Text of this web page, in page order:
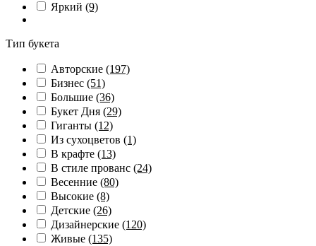
Яркий (9)
Тип букета
Авторские (197)
Бизнес (51)
Большие (36)
Букет Дня (29)
Гиганты (12)
Из сухоцветов (1)
В крафте (13)
В стиле прованс (24)
Весенние (80)
Высокие (8)
Детские (26)
Дизайнерские (120)
Живые (135)